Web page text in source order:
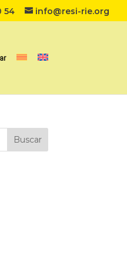
54 info@resi-rie.org
Buscar